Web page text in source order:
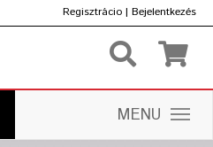
Regisztrácio | Bejelentkezés
MENU